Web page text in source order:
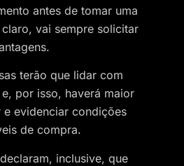
antes de tomar uma
vai sempre solicitar
terão que lidar com
e, por isso, haverá maior
e evidenciar condições
de compra.
inclusive, que